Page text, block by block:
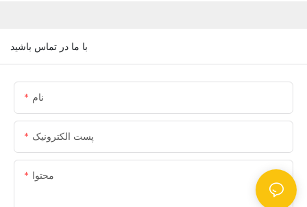
با ما در تماس باشید
نام
پست الکترونیک
محتوا